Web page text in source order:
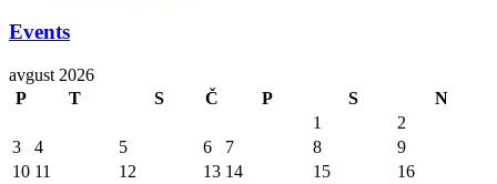
Events
avgust 2026
P
T S Č P S
N
1
2
3
4 5 6 7 8
9
10 11 12 13 14 15 16